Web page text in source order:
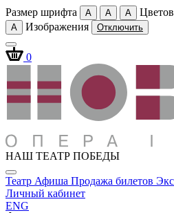
Размер шрифта A A A
A
Изображения Отключить
0
НАШ ТЕАТР ПОБЕДЫ
Театр Афиша Продажа билетов
Личный кабинет
ENG